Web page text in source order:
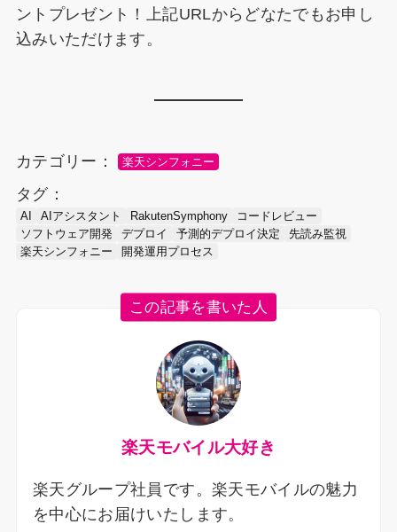
ントプレゼント！上記URLからどなたでもお申し
込みいただけます。
カテゴリー： 楽天シンフォニー
タグ：
AI AIアシスタント RakutenSymphony
コードレビュー
ソフトウェア開発
デプロイ 予測的デプロイ決定
先読み監視
楽天シンフォニー
開発運用プロセス
この記事を書いた人
楽天モバイル大好き
楽天グループ社員です。楽天モバイルの魅力
を中心にお届けいたします。